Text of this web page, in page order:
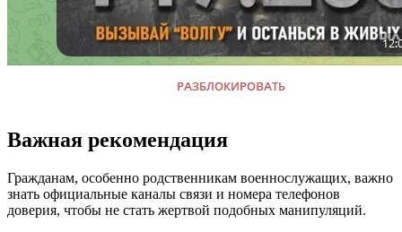
Важная рекомендация
Гражданам, особенно родственникам военнослужащих, важно
знать официальные каналы связи и номера телефонов
доверия, чтобы не стать жертвой подобных манипуляций.